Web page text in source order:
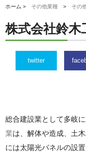
ホーム > その他業種 > その
株式会社鈴木
twitter
総合建設業として多岐
業は、解体や造成、土
には太陽光パネルの設